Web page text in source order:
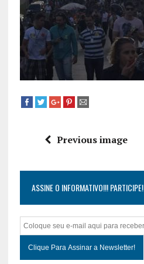
Previous image
ASSINE O INFORMATIVO!!! PARTICIPE!